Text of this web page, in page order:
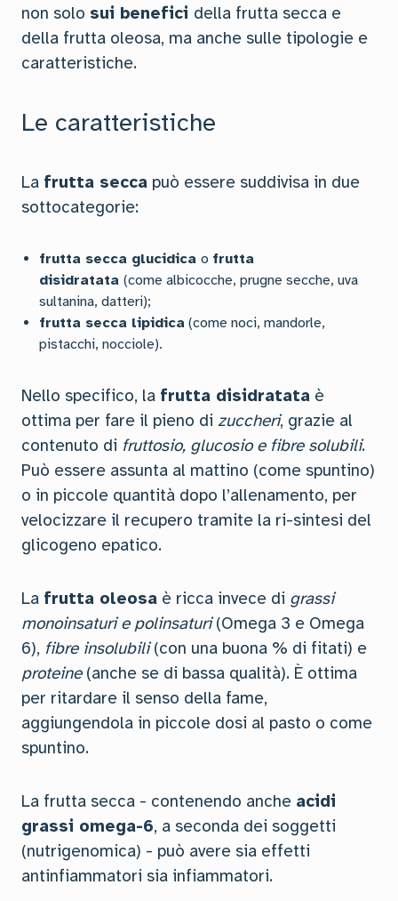
non solo sui benefici della frutta secca e
della frutta oleosa, ma anche sulle tipologie e
caratteristiche.
Le caratteristiche
La frutta secca può essere suddivisa in due
sottocategorie:
frutta secca glucidica o frutta
disidratata (come albicocche, prugne secche, uva
sultanina, datteri);
frutta secca lipidica (come noci, mandorle,
pistacchi, nocciole).
Nello specifico, la frutta disidratata è
ottima per fare il pieno di zuccheri, grazie al
contenuto di fruttosio, glucosio e fibre solubili.
Può essere assunta al mattino (come spuntino)
o in piccole quantità dopo l’allenamento, per
velocizzare il recupero tramite la ri-sintesi del
glicogeno epatico.
La frutta oleosa è ricca invece di grassi
monoinsaturi e polinsaturi(Omega 3 e Omega
6), fibre insolubili(con una buona % di fitati) e
proteine(anche se di bassa qualità). È ottima
per ritardare il senso della fame,
aggiungendola in piccole dosi al pasto o come
spuntino.
La frutta secca - contenendo anche acidi
grassi omega-6, a seconda dei soggetti
(nutrigenomica) - può avere sia effetti
antinfiammatori sia infiammatori.